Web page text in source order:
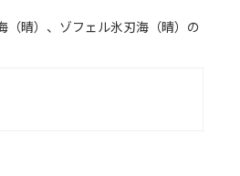
（晴）、ゾフェル氷刃海（晴）の